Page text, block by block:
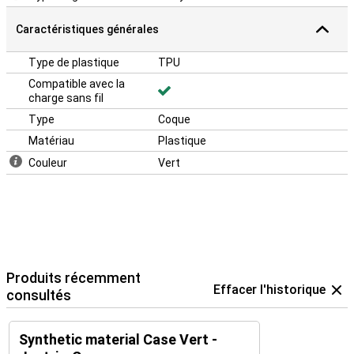
Caractéristiques générales
Type de plastique
TPU
Compatible avec la
charge sans fil
Type
Coque
Matériau
Plastique
Couleur
Vert
Produits récemment
consultés
Effacer l'historique
Synthetic material Case Vert -